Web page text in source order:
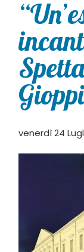
venerdì 24